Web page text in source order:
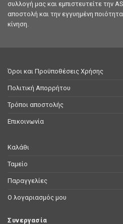
συλλογή μας και εμπιστευτείτε την
αποστολή και την εγγυημένη
κίνηση.
Όροι και Προϋποθέσεις Χρήσης
Πολιτική Απορρήτου
Τρόποι αποστολής
Επικοινωνία
Καλάθι
Ταμείο
Παραγγελίες
Ο λογαριασμός μου
Συνεργασία